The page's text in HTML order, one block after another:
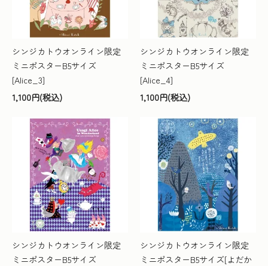
シンジカトウオンライン限定
ミニポスターB5サイズ
[Alice_3]
1,100円(税込)
シンジカトウオンライン限定
ミニポスターB5サイズ
[Alice_4]
1,100円(税込)
シンジカトウオンライン限定
ミニポスターB5サイズ
シンジカトウオンライン限定
ミニポスターB5サイズ[よだか